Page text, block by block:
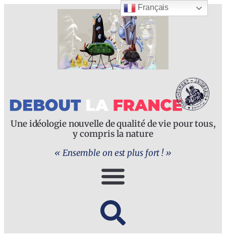
Une idéologie nouvelle de qualité de vie pour tous,
y compris la nature
« Ensemble on est plus fort ! »
Français